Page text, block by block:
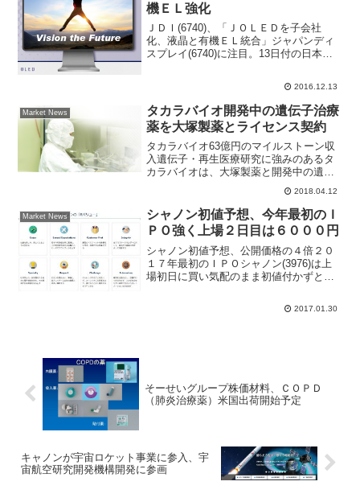
機ＥＬ強化
ＪＤＩ(6740)、「ＪＯＬＥＤを子会社
化、液晶と有機ＥＬ統合」ジャパンディ
スプレイ(6740)に注目。13日付の日本経
たＪＯＬＥＤ（ジェイオーレッド）を
子...
2016.12.13
Market News
タカラバイオ開発中の遺伝子治療
薬を大塚製薬とライセンス契約
タカラバイオ63億円のマイルストーン収
入遺伝子・再生医療研究に強みのあるタ
カラバイオは、大塚製薬と開発中の遺伝
子治療薬「CRT-T」をライセンス契約す
ると発表。今後は独占的に同社が治療薬
を製造、大塚製薬が販売担当する。ＳＢ
Ｉ証券バイオ担当ア...
2018.04.12
Market News
シャノン初値予想、今年最初のＩ
ＰＯ強く上場２日目は６０００円
シャノン初値予想、公開価格の４倍２０
１７年最初のＩＰＯシャノン(3976)は上
場初日に買い気配のまま初値付かずとな
円で終わった。最終気配値では５６万９
2017.01.30
そーせいグループ株価材料、ＣＯＰＤ
（肺炎治療薬）米国出荷開始予定
キャノンが宇宙ロケット事業に参入、宇
宙航空研究開発機構開発に参画